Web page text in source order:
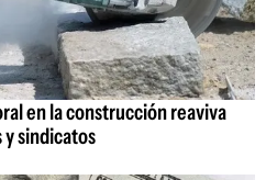
en la construcción reaviva
sindicatos